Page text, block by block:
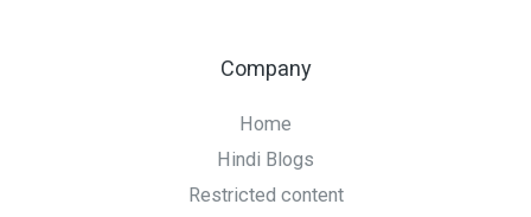
Company
Home
Hindi Blogs
Restricted content